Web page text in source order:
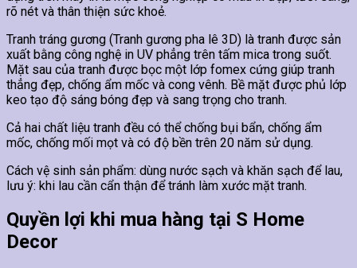
rõ nét và thân thiện sức khoẻ.
Tranh tráng gương (Tranh gương pha lê 3D) là tranh được sản
xuất bằng công nghệ in UV phẳng trên tấm mica trong suốt.
Mặt sau của tranh được bọc một lớp fomex cứng giúp tranh
thẳng đẹp, chống ẩm mốc và cong vênh. Bề mặt được phủ lớp
keo tạo độ sáng bóng đẹp và sang trọng cho tranh.
Cả hai chất liệu tranh đều có thể chống bụi bẩn, chống ẩm
mốc, chống mối mọt và có độ bền trên 20 năm sử dụng.
Cách vệ sinh sản phẩm: dùng nước sạch và khăn sạch để lau,
lưu ý: khi lau cần cẩn thận để tránh làm xước mặt tranh.
Quyền lợi khi mua hàng tại S Home
Decor